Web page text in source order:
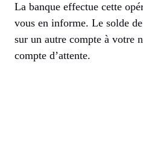
La banque effectue cette
vous en informe. Le solde
sur un autre compte à votre
compte d’attente.